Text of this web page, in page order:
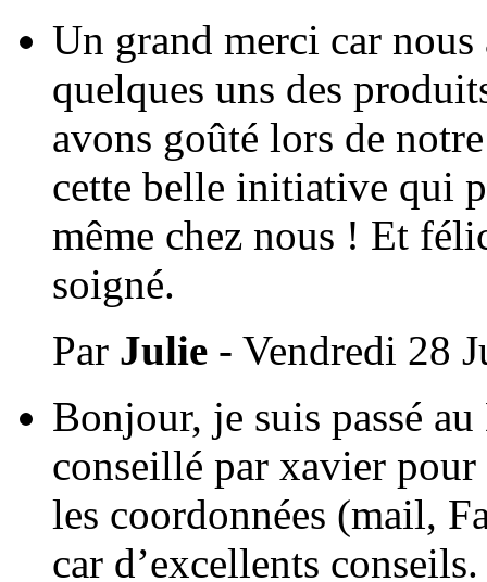
Un grand merci car
quelques uns des
avons goûté lors de
cette belle initiative qui
même chez nous ! Et
soigné.
Par Julie - Vendredi 28
Bonjour, je suis passé
conseillé par xavier
les coordonnées (mail,
car d’excellents